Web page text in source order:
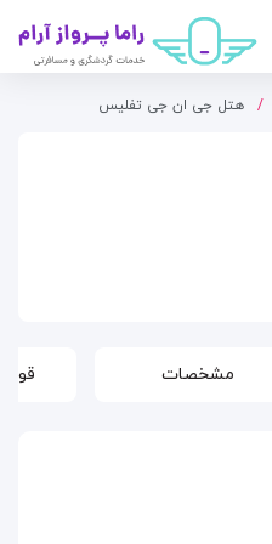
هتل جی ان جی تفلیس
مشخصات